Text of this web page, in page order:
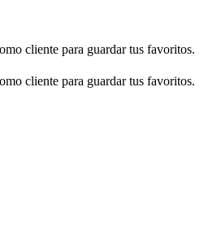
cliente para guardar tus favoritos.
cliente para guardar tus favoritos.